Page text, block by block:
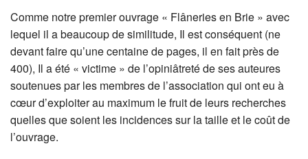
Comme notre premier ouvrage « Flâneries en Brie » avec
lequel il a beaucoup de similitude, Il est conséquent (ne
devant faire qu’une centaine de pages, il en fait près de
400), Il a été « victime » de l’opiniâtreté de ses auteures
soutenues par les membres de l’association qui ont eu à
cœur d’exploiter au maximum le fruit de leurs recherches
quelles que soient les incidences sur la taille et le coût de
l’ouvrage.